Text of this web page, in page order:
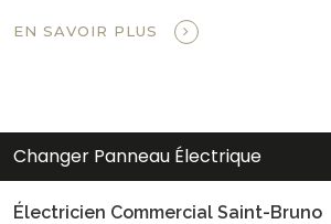
EN SAVOIR PLUS
Changer Panneau Électrique
Électricien Commercial Saint-Bruno